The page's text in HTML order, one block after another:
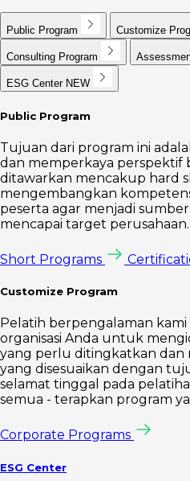
Public Program Customize
Consulting Program
ESG Center NEW
Public Program
Tujuan dari program ini
dan memperkaya perspektif
ditawarkan mencakup hard
mengembangkan
peserta agar menjadi
mencapai target perusahaan.
Short Programs
Customize Program
Pelatih berpengalaman
organisasi Anda untuk
yang perlu ditingkatkan
yang disesuaikan dengan
selamat tinggal pada
semua - terapkan program
Corporate Programs
ESG Center